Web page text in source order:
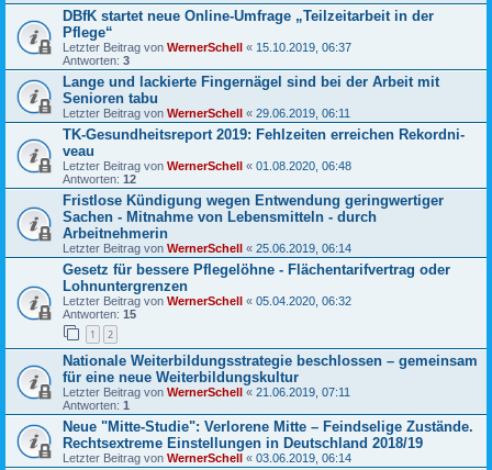
DBfK startet neue Online-Umfrage „Teilzeitarbeit in der
Pflege“
Letzter Beitrag von WernerSchell « 15.10.2019, 06:37
Antworten: 3
Lange und lackierte Fingernägel sind bei der Arbeit mit
Senioren tabu
Letzter Beitrag von WernerSchell « 29.06.2019, 06:11
TK-Gesund­heits­re­port 2019: Fehl­zeiten errei­chen Rekord­ni­
veau
Letzter Beitrag von WernerSchell « 01.08.2020, 06:48
Antworten: 12
Fristlose Kündigung wegen Entwendung geringwertiger
Sachen - Mitnahme von Lebensmitteln - durch
Arbeitnehmerin
Letzter Beitrag von WernerSchell « 25.06.2019, 06:14
Gesetz für bessere Pflegelöhne - Flächentarifvertrag oder
Lohnuntergrenzen
Letzter Beitrag von WernerSchell « 05.04.2020, 06:32
Antworten: 15
1 2
Nationale Weiterbildungsstrategie beschlossen – gemeinsam
für eine neue Weiterbildungskultur
Letzter Beitrag von WernerSchell « 21.06.2019, 07:11
Antworten: 1
Neue "Mitte-Studie": Verlorene Mitte – Feindselige Zustände.
Rechtsextreme Einstellungen in Deutschland 2018/19
Letzter Beitrag von WernerSchell « 03.06.2019, 06:14